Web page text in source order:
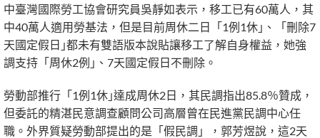
中臺灣國際勞工協會研究員吳靜如表示，移工已有60萬人，其
中40萬人適用勞基法，但是目前周休二日「1例1休｣、「刪除7
天國定假日｣都未有雙語版本說貼讓移工了解自身權益，她強
調支持「周休2例｣、7天國定假日不刪除。
勞動部推行「1例1休｣達成周休2日，其民調指出85.8％贊成，
但委託的精湛民意調查顧問公司高層曾在民進黨民調中心任
職。外界質疑勞動部提出的是「假民調」，郭芳煜說，這2天